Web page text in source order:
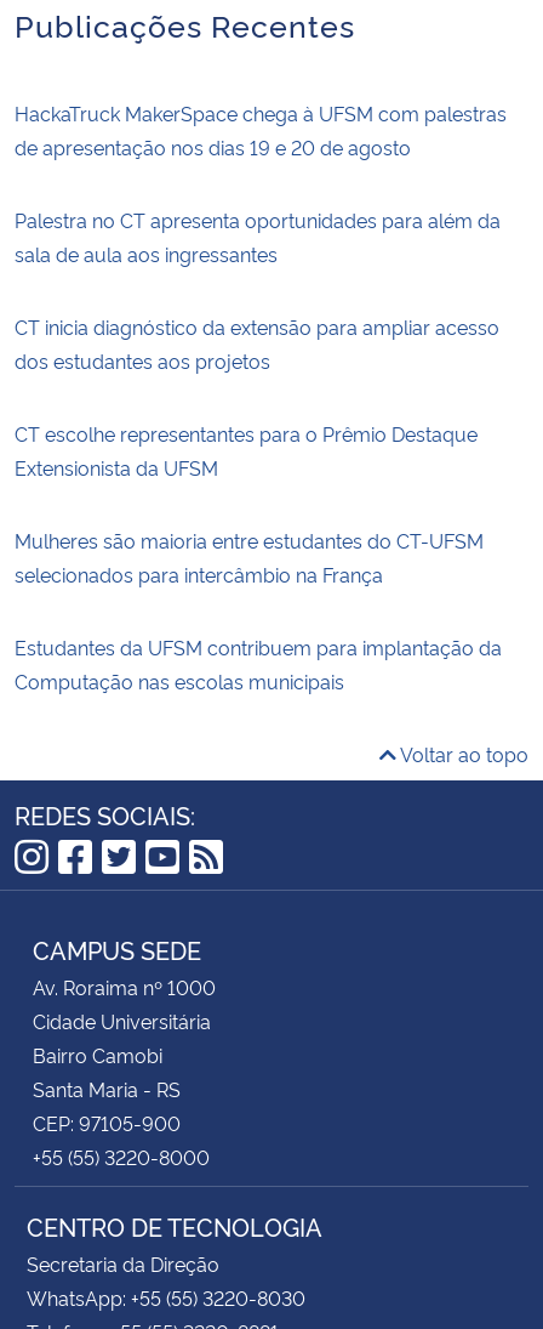
Publicações Recentes
HackaTruck MakerSpace chega à UFSM com palestras
de apresentação nos dias 19 e 20 de agosto
Palestra no CT apresenta oportunidades para além da
sala de aula aos ingressantes
CT inicia diagnóstico da extensão para ampliar acesso
dos estudantes aos projetos
CT escolhe representantes para o Prêmio Destaque
Extensionista da UFSM
Mulheres são maioria entre estudantes do CT-UFSM
selecionados para intercâmbio na França
Estudantes da UFSM contribuem para implantação da
Computação nas escolas municipais
Voltar ao topo
REDES SOCIAIS:
Instagram
Facebook
Twitter
YouTube
RSS
CAMPUS SEDE
Av. Roraima nº 1000
Cidade Universitária
Bairro Camobi
Santa Maria - RS
CEP: 97105-900
+55 (55) 3220-8000
CENTRO DE TECNOLOGIA
Secretaria da Direção
WhatsApp: +55 (55) 3220-8030